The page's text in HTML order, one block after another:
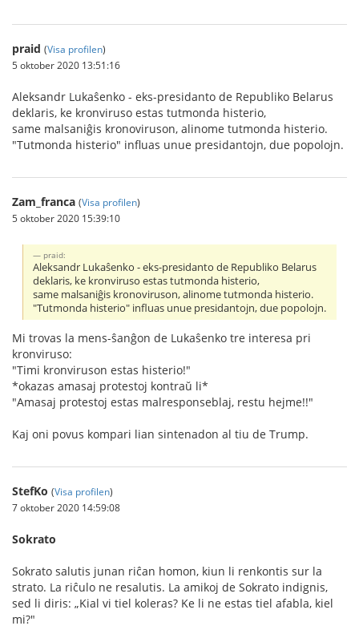
praid (Visa profilen)
5 oktober 2020 13:51:16
Aleksandr Lukaŝenko - eks-presidanto de Republiko Belarus
deklaris, ke kronviruso estas tutmonda histerio,
same malsaniĝis kronoviruson, alinome tutmonda histerio.
"Tutmonda histerio" influas unue presidantojn, due popolojn.
Zam_franca (Visa profilen)
5 oktober 2020 15:39:10
praid:
Aleksandr Lukaŝenko - eks-presidanto de Republiko Belarus
deklaris, ke kronviruso estas tutmonda histerio,
same malsaniĝis kronoviruson, alinome tutmonda histerio.
"Tutmonda histerio" influas unue presidantojn, due popolojn.
Mi trovas la mens-ŝanĝon de Lukaŝenko tre interesa pri
kronviruso:
"Timi kronviruson estas histerio!"
*okazas amasaj protestoj kontraŭ li*
"Amasaj protestoj estas malresponseblaj, restu hejme!!"
Kaj oni povus kompari lian sintenadon al tiu de Trump.
StefKo (Visa profilen)
7 oktober 2020 14:59:08
Sokrato
Sokrato salutis junan riĉan homon, kiun li renkontis sur la
strato. La riĉulo ne resalutis. La amikoj de Sokrato indignis,
sed li diris: „Kial vi tiel koleras? Ke li ne estas tiel afabla, kiel
mi?"